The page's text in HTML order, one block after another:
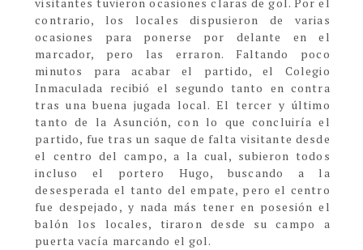
visitantes tuvieron ocasiones claras de gol. Por el
contrario, los locales dispusieron de varias
ocasiones para ponerse por delante en el
marcador, pero las erraron. Faltando poco
minutos para acabar el partido, el Colegio
Inmaculada recibió el segundo tanto en contra
tras una buena jugada local. El tercer y último
tanto de la Asunción, con lo que concluiría el
partido, fue tras un saque de falta visitante desde
el centro del campo, a la cual, subieron todos
incluso el portero Hugo, buscando a la
desesperada el tanto del empate, pero el centro
fue despejado, y nada más tener en posesión el
balón los locales, tiraron desde su campo a
puerta vacía marcando el gol.